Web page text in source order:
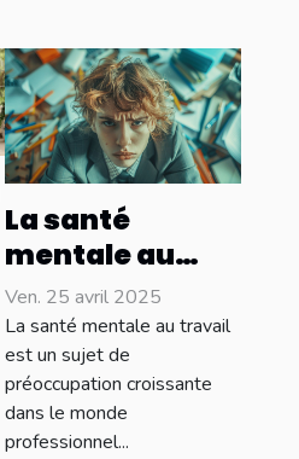
La santé
mentale au
travail -
Identifier et
gérer l'anxiété
professionnelle
sans tabou
Ven. 25 avril 2025
La santé mentale au travail
est un sujet de
préoccupation croissante
dans le monde
professionnel...